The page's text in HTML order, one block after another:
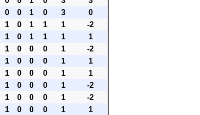
0 0 1 0 3
0
1 0 1 1 1
-2
1 0 1 1 1
1
1 0 0 0 1
-2
1 0 0 0 1
1
1 0 0 0 1
1
1 0 0 0 1
-2
1 0 0 0 1
-2
1 0 0 0 1
1